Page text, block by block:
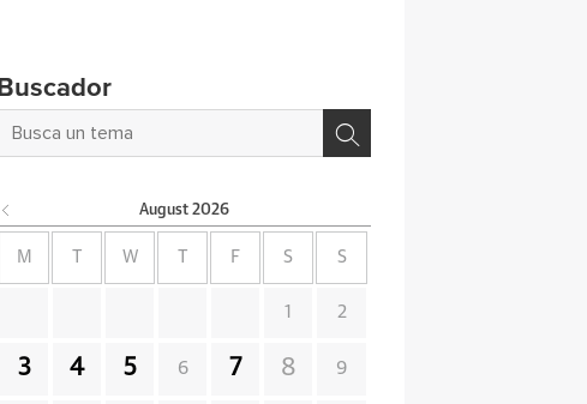
Buscador
August 2026
M W F S S
1 2
3 4 5 6 7 8 9